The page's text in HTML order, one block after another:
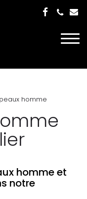
homme
homme et
notre